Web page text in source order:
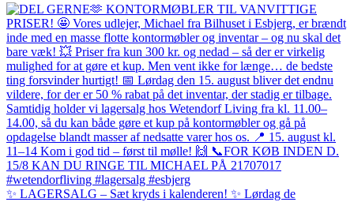
✨ LAGERSALG – Sæt kryds i kalenderen! ✨ Lørdag de